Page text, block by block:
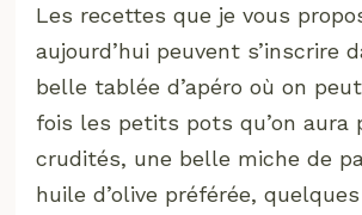
Les recettes que je vous
aujourd’hui peuvent s’inscrire
belle tablée d’apéro où on
fois les petits pots qu’on aura
crudités, une belle miche de
huile d’olive préférée,